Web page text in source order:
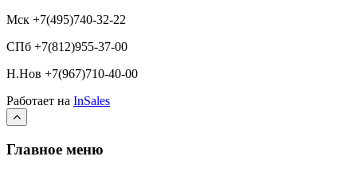
Мск +7(495)740-32-22
СПб +7(812)955-37-00
Н.Нов +7(967)710-40-00
Работает на InSales
Главное меню